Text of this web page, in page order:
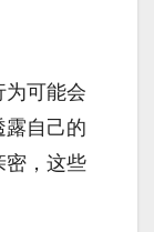
为可能会
露自己的
密，这些